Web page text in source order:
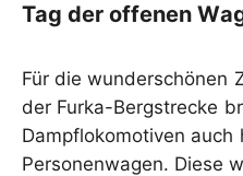
Tag der offenen
Für die wunderschönen
der Furka-Bergstrecke
Dampflokomotiven auch
Personenwagen. Diese